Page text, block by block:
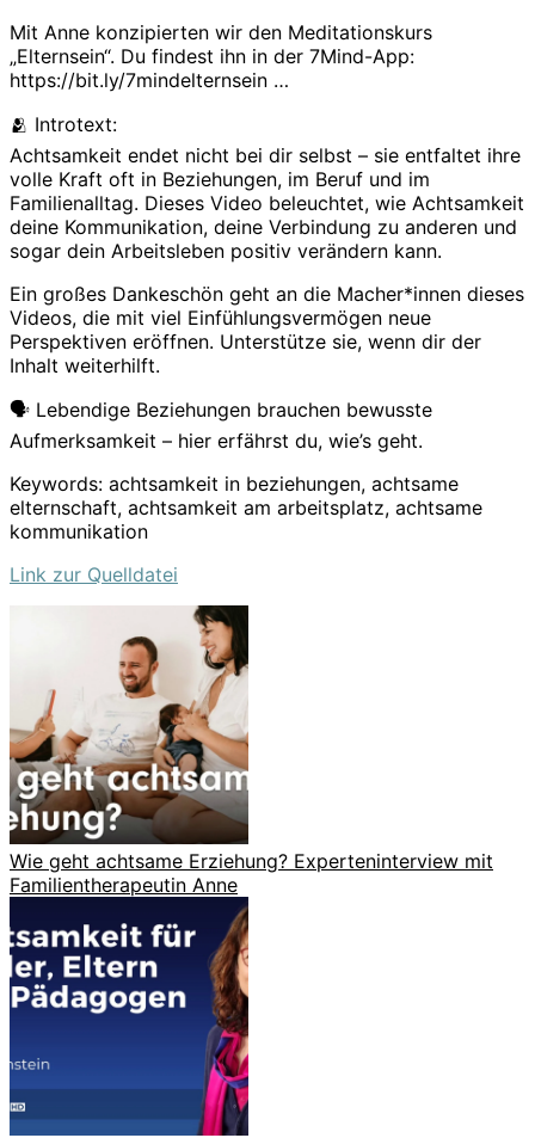
Mit Anne konzipierten wir den Meditationskurs
„Elternsein“. Du findest ihn in der 7Mind-App:
https://bit.ly/7mindelternsein …
🫂 Introtext:
Achtsamkeit endet nicht bei dir selbst – sie entfaltet ihre
volle Kraft oft in Beziehungen, im Beruf und im
Familienalltag. Dieses Video beleuchtet, wie Achtsamkeit
deine Kommunikation, deine Verbindung zu anderen und
sogar dein Arbeitsleben positiv verändern kann.
Ein großes Dankeschön geht an die Macher*innen dieses
Videos, die mit viel Einfühlungsvermögen neue
Perspektiven eröffnen. Unterstütze sie, wenn dir der
Inhalt weiterhilft.
🗣️ Lebendige Beziehungen brauchen bewusste
Aufmerksamkeit – hier erfährst du, wie’s geht.
Keywords: achtsamkeit in beziehungen, achtsame
elternschaft, achtsamkeit am arbeitsplatz, achtsame
kommunikation
Link zur Quelldatei
Wie geht achtsame Erziehung? Experteninterview mit
Familientherapeutin Anne